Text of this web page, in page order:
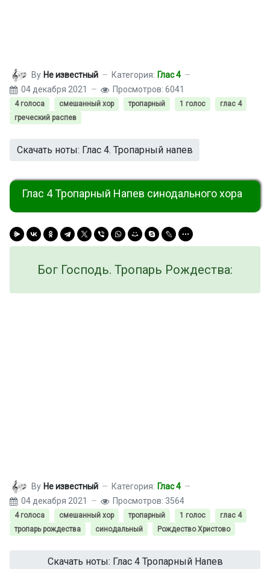
By Не известный Категория: Глас 4
04 декабря 2021
Просмотров: 6041
4 голоса смешанный хор тропарный 1 голос
глас 4
греческий распев
Скачать ноты: Глас 4. Тропарный напев
Глас 4 Тропарный Напев синодального хора
Бог Господь. Тропарь Рождества:
By Не известный Категория: Глас 4
04 декабря 2021
Просмотров: 3564
4 голоса смешанный хор тропарный 1 голос
глас 4
тропарь рождества
синодальный Рождество Христово
Скачать ноты: Глас 4 Тропарный Напев